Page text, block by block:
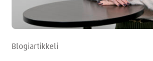
Blogiartikkeli